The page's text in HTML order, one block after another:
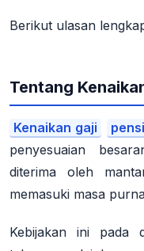
Berikut ulasan
Tentang
Kenaikan gaji
penyesuaian
diterima oleh
memasuki masa
Kebijakan ini pada